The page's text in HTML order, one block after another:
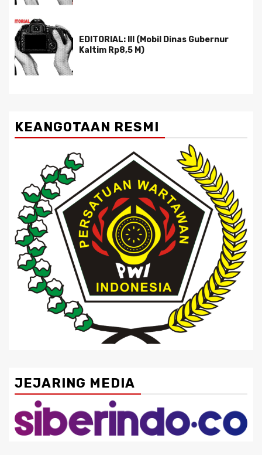
EDITORIAL: III (Mobil Dinas Gubernur
Kaltim Rp8,5 M)
KEANGOTAAN RESMI
JEJARING MEDIA